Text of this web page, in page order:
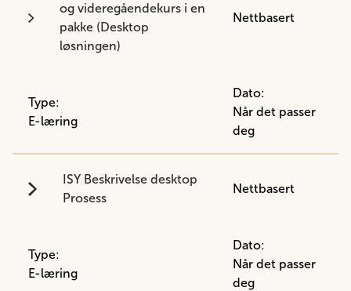
og videregåendekurs i en
pakke (Desktop
løsningen)
Nettbasert
Type:
E-læring
Dato:
Når det passer
deg
ISY Beskrivelse desktop
Prosess
Nettbasert
Type:
E-læring
Dato:
Når det passer
deg